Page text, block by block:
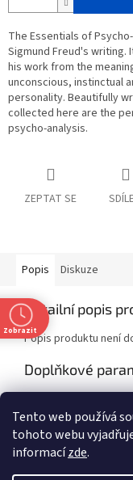
Tento web používá
tohoto webu
informacízde.
The Essentials of
Sigmund Freud's
his work from the
unconscious, instinctual
personality. Beautifully
collected here are the
psycho-analysis.
ZEPTAT SE
Popis Diskuze
Detailní popis
Popis produktu není
Doplňkové
EAN:
Zobrazit